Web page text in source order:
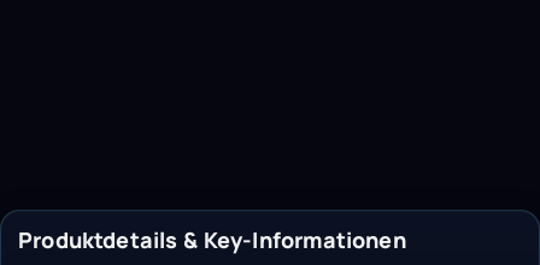
Produktdetails & Key-Informationen